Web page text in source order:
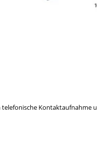
Kontaktaufnahme